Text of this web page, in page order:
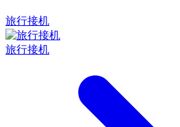
旅行接机
旅行接机